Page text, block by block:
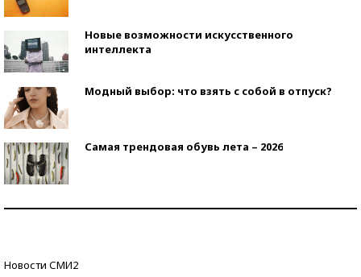
Новые возможности искусственного
интеллекта
Модный выбор: что взять с собой в отпуск?
Самая трендовая обувь лета – 2026
Новости СМИ2